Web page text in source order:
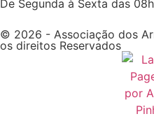
De Segunda à Sexta das
© 2026 - Associação dos
os direitos Reservados